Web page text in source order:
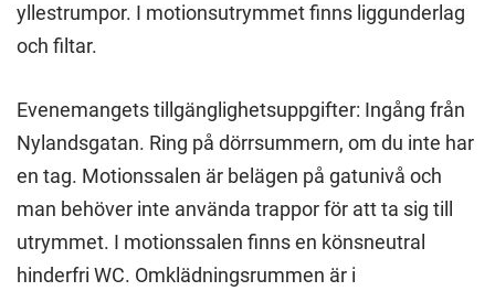
yllestrumpor. I motionsutrymmet finns liggunderlag
och filtar.
Evenemangets tillgänglighetsuppgifter: Ingång från
Nylandsgatan. Ring på dörrsummern, om du inte har
en tag. Motionssalen är belägen på gatunivå och
man behöver inte använda trappor för att ta sig till
utrymmet. I motionssalen finns en könsneutral
hinderfri WC. Omklädningsrummen är i